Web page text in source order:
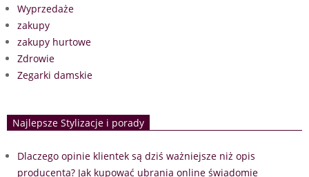
Wyprzedaże
zakupy
zakupy hurtowe
Zdrowie
Zegarki damskie
Najlepsze Stylizacje i porady
Dlaczego opinie klientek są dziś ważniejsze niż opis
producenta? Jak kupować ubrania online świadomie